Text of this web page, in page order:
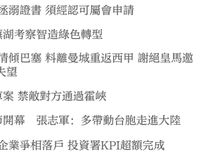
溺證書 須經認可屬會申請
考察智造綠色轉型
塞 料離曼城重返西甲 謝絕皇馬邀
望
禁敵對方通過霍峽
開幕 張志軍：多帶動台胞走進大陸
業爭相落戶 投資署KPI超額完成